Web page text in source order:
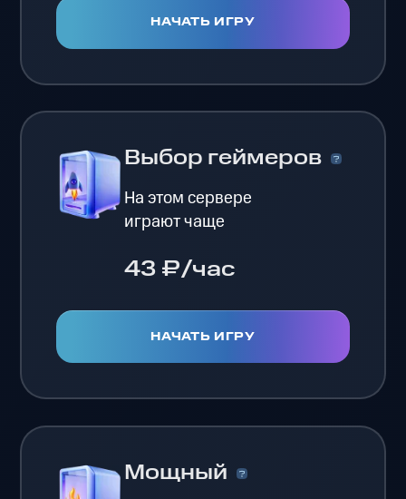
НАЧАТЬ ИГРУ
Выбор геймеров
На этом сервере
играют чаще
43 ₽/час
НАЧАТЬ ИГРУ
Мощный